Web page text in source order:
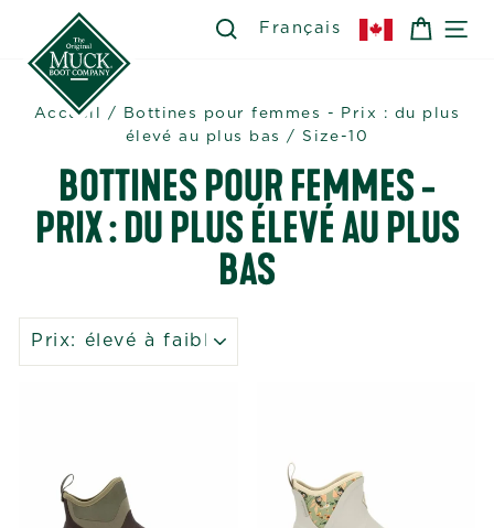
contenu
SEARCH
RECHERCHER
Français
Accueil /
Bottines pour femmes - Prix : du plus
élevé au plus bas / Size-10
BOTTINES POUR FEMMES -
PRIX : DU PLUS ÉLEVÉ AU PLUS
BAS